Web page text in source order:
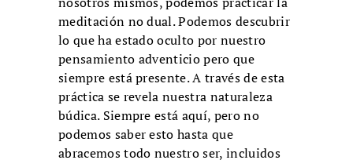
meditación no dual. Podemos descubrir
lo que ha estado oculto por nuestro
pensamiento adventicio pero que
siempre está presente. A través de esta
práctica se revela nuestra naturaleza
búdica. Siempre está aquí, pero no
podemos saber esto hasta que
abracemos todo nuestro ser, incluidos